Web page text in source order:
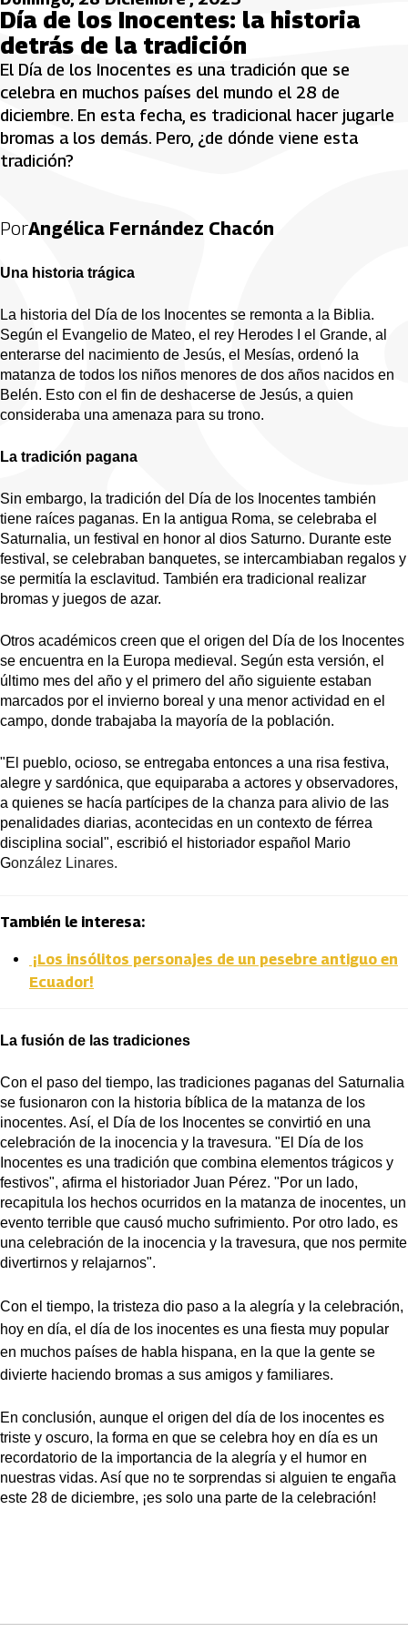
Día de los Inocentes: la historia
detrás de la tradición
El Día de los Inocentes es una tradición que se
celebra en muchos países del mundo el 28 de
diciembre. En esta fecha, es tradicional hacer jugarle
bromas a los demás. Pero, ¿de dónde viene esta
tradición?
PorAngélica Fernández Chacón
Una historia trágica
La historia del Día de los Inocentes se remonta a la Biblia.
Según el Evangelio de Mateo, el rey Herodes I el Grande, al
enterarse del nacimiento de Jesús, el Mesías, ordenó la
matanza de todos los niños menores de dos años nacidos en
Belén. Esto con el fin de deshacerse de Jesús, a quien
consideraba una amenaza para su trono.
La tradición pagana
Sin embargo, la tradición del Día de los Inocentes también
tiene raíces paganas. En la antigua Roma, se celebraba el
Saturnalia, un festival en honor al dios Saturno. Durante este
festival, se celebraban banquetes, se intercambiaban regalos y
se permitía la esclavitud. También era tradicional realizar
bromas y juegos de azar.
Otros académicos creen que el origen del Día de los Inocentes
se encuentra en la Europa medieval. Según esta versión, el
último mes del año y el primero del año siguiente estaban
marcados por el invierno boreal y una menor actividad en el
campo, donde trabajaba la mayoría de la población.
"El pueblo, ocioso, se entregaba entonces a una risa festiva,
alegre y sardónica, que equiparaba a actores y observadores,
a quienes se hacía partícipes de la chanza para alivio de las
penalidades diarias, acontecidas en un contexto de férrea
disciplina social", escribió el historiador español Mario
González Linares.
También le interesa:
¡Los insólitos personajes de un pesebre antiguo en
Ecuador!
La fusión de las tradiciones
Con el paso del tiempo, las tradiciones paganas del Saturnalia
se fusionaron con la historia bíblica de la matanza de los
inocentes. Así, el Día de los Inocentes se convirtió en una
celebración de la inocencia y la travesura. "El Día de los
Inocentes es una tradición que combina elementos trágicos y
festivos", afirma el historiador Juan Pérez. "Por un lado,
recapitula los hechos ocurridos en la matanza de inocentes, un
evento terrible que causó mucho sufrimiento. Por otro lado, es
una celebración de la inocencia y la travesura, que nos permite
divertirnos y relajarnos".
Con el tiempo, la tristeza dio paso a la alegría y la celebración,
hoy en día, el día de los inocentes es una fiesta muy popular
en muchos países de habla hispana, en la que la gente se
divierte haciendo bromas a sus amigos y familiares.
En conclusión, aunque el origen del día de los inocentes es
triste y oscuro, la forma en que se celebra hoy en día es un
recordatorio de la importancia de la alegría y el humor en
nuestras vidas. Así que no te sorprendas si alguien te engaña
este 28 de diciembre, ¡es solo una parte de la celebración!